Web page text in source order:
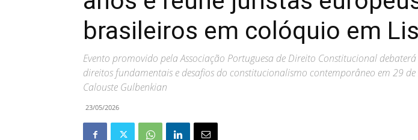
brasileiros em colóquio em
Evento promovido pela Associação Portuguesa de Direito Constitucional
direitos fundamentais e desafios do constitucionalismo contemporâneo em 29
Calouste Gulbenkian
23/05/2026